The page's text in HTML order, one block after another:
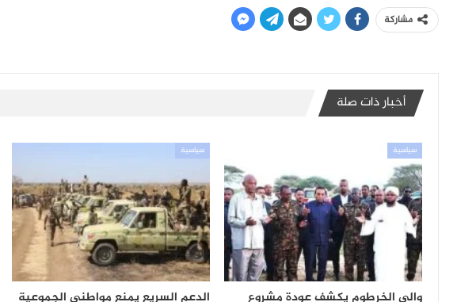
مشاركة
أخبار ذات صلة
سياسية
والي الخرطوم يكشف عودة مشروع
سياسية
الدعم السريع يمنع مواطني الجموعية